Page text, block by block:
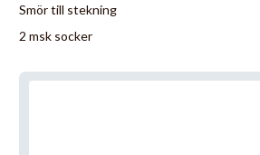
Smör till stekning
2 msk socker